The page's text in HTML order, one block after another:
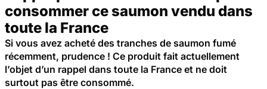
consommer ce saumon vendu dans
toute la France
Si vous avez acheté des tranches de saumon fumé
récemment, prudence ! Ce produit fait actuellement
l’objet d’un rappel dans toute la France et ne doit
surtout pas être consommé.